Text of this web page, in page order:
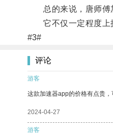
总的来说，唐师傅加
它不仅一定程度上提
#3#
评论
游客
这款加速器app的价格有点贵，
2024-04-27
游客